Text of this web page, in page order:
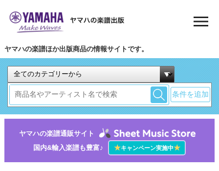
ヤマハの楽譜ほか出版商品の情報サイトです。
条件を追加
ヤマハの楽譜通販サイト
国内&輸入楽譜も豊富♪
★キャンペーン実施中★